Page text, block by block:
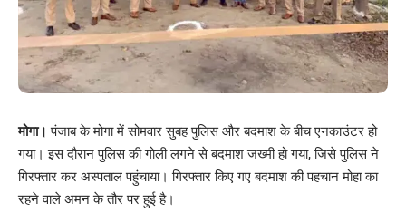
मोगा। पंजाब के मोगा में सोमवार सुबह पुलिस और बदमाश के बीच एनकाउंटर हो
गया। इस दौरान पुलिस की गोली लगने से बदमाश जख्मी हो गया, जिसे पुलिस ने
गिरफ्तार कर अस्पताल पहुंचाया। गिरफ्तार किए गए बदमाश की पहचान मोहा का
रहने वाले अमन के तौर पर हुई है।